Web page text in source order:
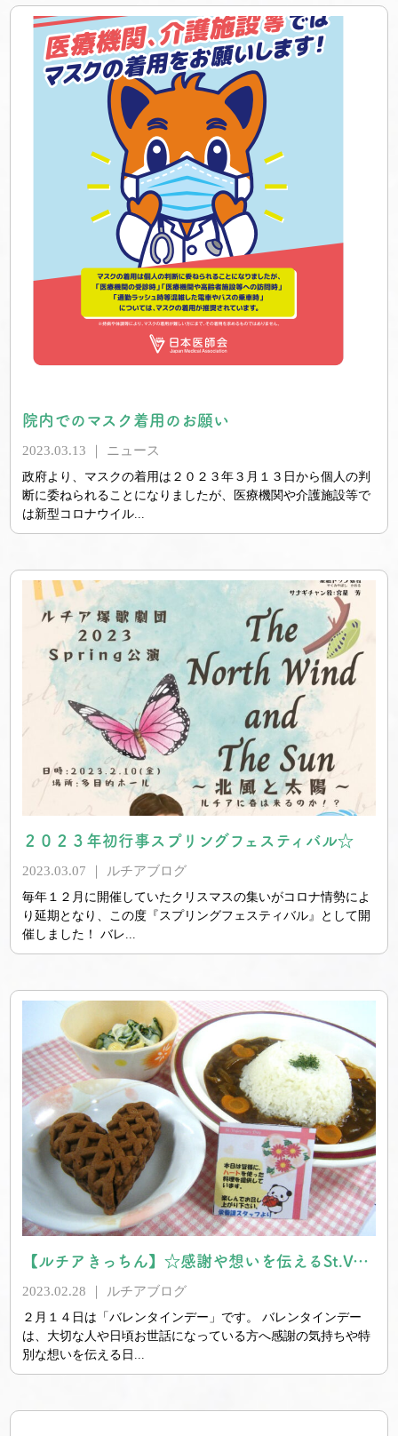
院内でのマスク着用のお願い
2023.03.13 ｜ ニュース
政府より、マスクの着用は２０２３年３月１３日から個人の判
断に委ねられることになりましたが、医療機関や介護施設等で
は新型コロナウイル...
２０２３年初行事スプリングフェスティバル☆
2023.03.07 ｜ ルチアブログ
毎年１２月に開催していたクリスマスの集いがコロナ情勢によ
り延期となり、この度『スプリングフェスティバル』として開
催しました！ バレ...
【ルチアきっちん】☆感謝や想いを伝えるSt.Valentine’s Day☆
2023.02.28 ｜ ルチアブログ
２月１４日は「バレンタインデー」です。 バレンタインデー
は、大切な人や日頃お世話になっている方へ感謝の気持ちや特
別な想いを伝える日...